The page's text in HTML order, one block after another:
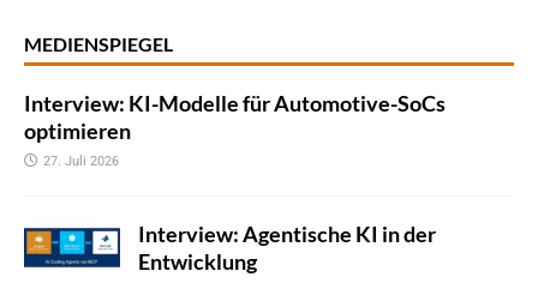
MEDIENSPIEGEL
Interview: KI-Modelle für Automotive-SoCs
optimieren
27. Juli 2026
Interview: Agentische KI in der
Entwicklung